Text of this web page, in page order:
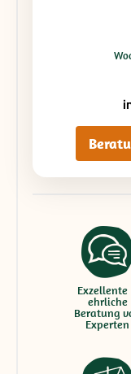
Exzellente
ehrliche
Beratung
Experten